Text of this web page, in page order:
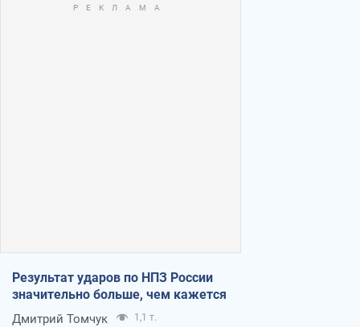
Результат ударов по НПЗ России
значительно больше, чем кажется
Дмитрий Томчук 1,1 т.